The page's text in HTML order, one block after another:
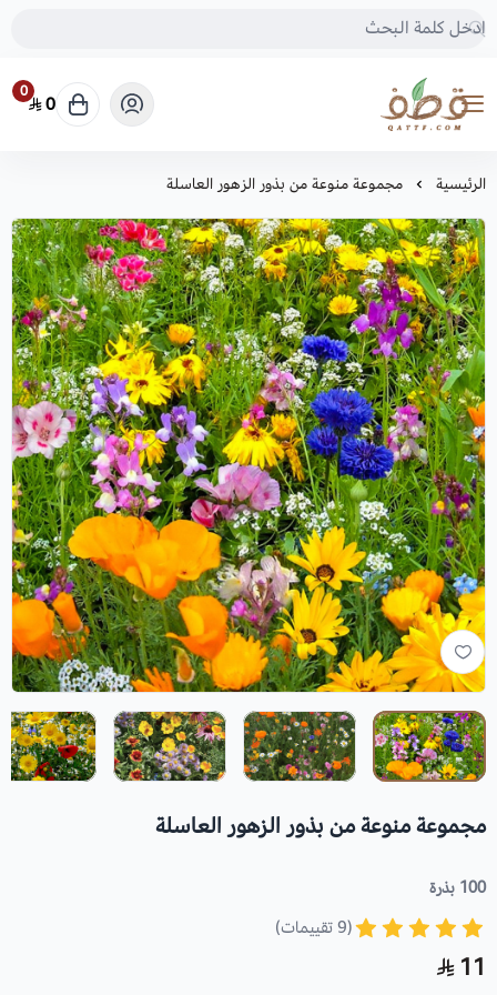
متجر قطف للبذور
0
0
الرئيسية مجموعة منوعة من بذور الزهور العاسلة
مجموعة منوعة من بذور الزهور العاسلة
100 بذرة
(9 تقييمات)
11